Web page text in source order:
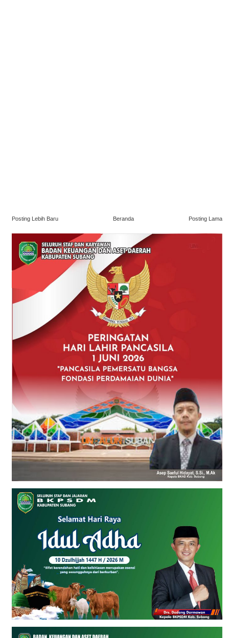
Posting Lebih Baru Posting Lama
Beranda